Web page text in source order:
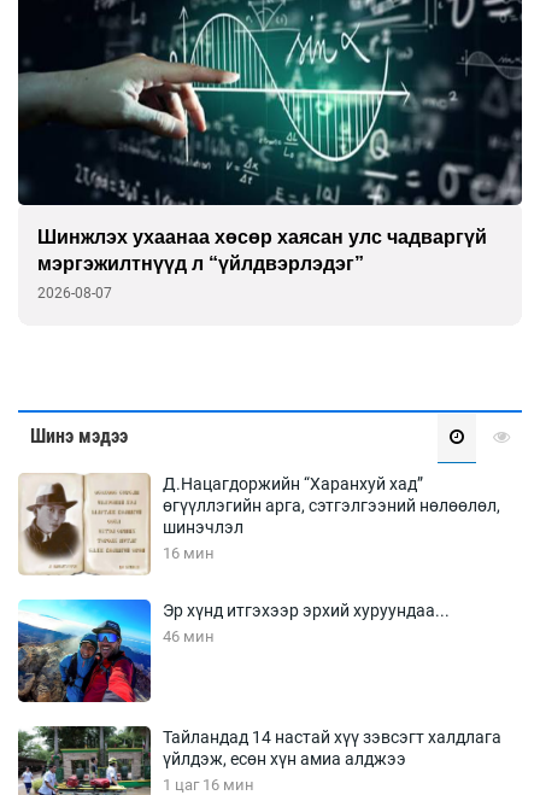
Шинжлэх ухаанаа хөсөр хаясан улс чадваргүй
мэргэжилтнүүд л “үйлдвэрлэдэг”
2026-08-07
Шинэ мэдээ
Д.Нацагдоржийн “Харанхуй хад”
өгүүллэгийн арга, сэтгэлгээний нөлөөлөл,
шинэчлэл
16 мин
Эр хүнд итгэхээр эрхий хуруундаа...
46 мин
Тайландад 14 настай хүү зэвсэгт халдлага
үйлдэж, есөн хүн амиа алджээ
1 цаг 16 мин